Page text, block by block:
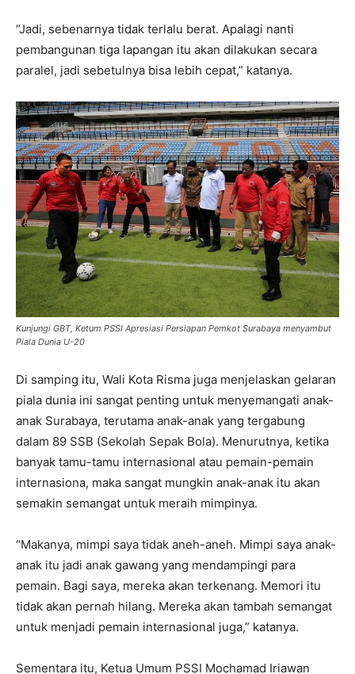
“Jadi, sebenarnya tidak terlalu berat. Apalagi nanti
pembangunan tiga lapangan itu akan dilakukan secara
paralel, jadi sebetulnya bisa lebih cepat,” katanya.
Kunjungi GBT, Ketum PSSI Apresiasi Persiapan Pemkot Surabaya menyambut
Piala Dunia U-20
Di samping itu, Wali Kota Risma juga menjelaskan gelaran
piala dunia ini sangat penting untuk menyemangati anak-
anak Surabaya, terutama anak-anak yang tergabung
dalam 89 SSB (Sekolah Sepak Bola). Menurutnya, ketika
banyak tamu-tamu internasional atau pemain-pemain
internasiona, maka sangat mungkin anak-anak itu akan
semakin semangat untuk meraih mimpinya.
“Makanya, mimpi saya tidak aneh-aneh. Mimpi saya anak-
anak itu jadi anak gawang yang mendampingi para
pemain. Bagi saya, mereka akan terkenang. Memori itu
tidak akan pernah hilang. Mereka akan tambah semangat
untuk menjadi pemain internasional juga,” katanya.
Sementara itu, Ketua Umum PSSI Mochamad Iriawan